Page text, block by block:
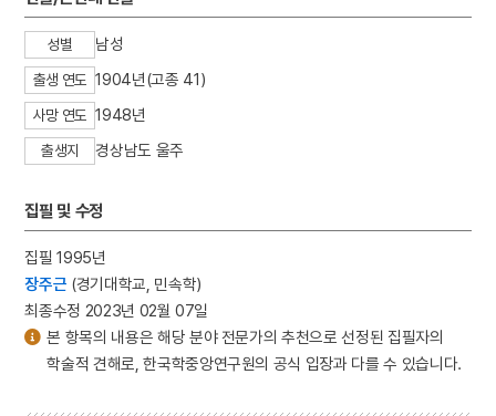
성별 남성
출생 연도 1904년(고종 41)
사망 연도 1948년
출생지 경상남도 울주
집필 및 수정
집필 1995년
장주근 (경기대학교, 민속학)
최종수정 2023년 02월 07일
본 항목의 내용은 해당 분야 전문가의 추천으로 선정된 집필자의
학술적 견해로, 한국학중앙연구원의 공식 입장과 다를 수 있습니다.